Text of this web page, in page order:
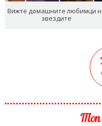
Вижте домашните любимци
звездите
Топ